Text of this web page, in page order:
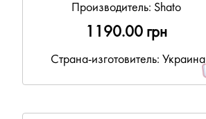
Производитель: Shato
1190.00 грн
Страна-изготовитель: Украина